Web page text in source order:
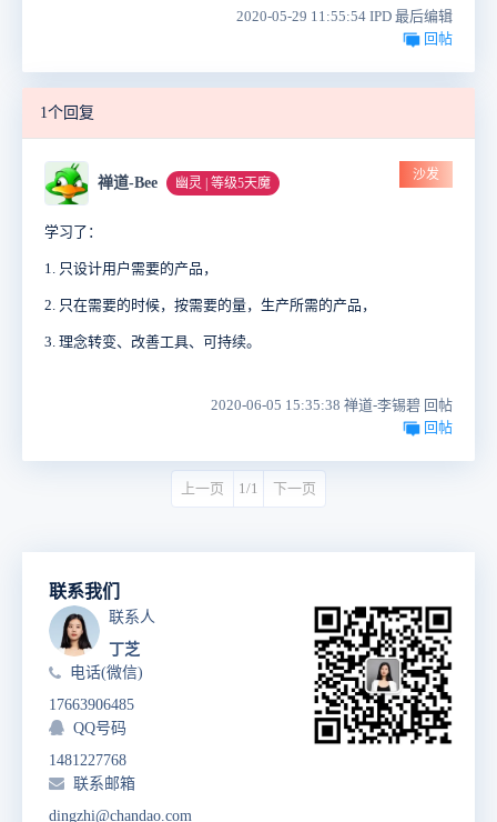
2020-05-29 11:55:54 IPD 最后编辑
回帖
1个回复
禅道-Bee 幽灵 | 等级5天魔
沙发
学习了：
1. 只设计用户需要的产品，
2. 只在需要的时候，按需要的量，生产所需的产品，
3. 理念转变、 改善工具、可持续。
2020-06-05 15:35:38 禅道-李锡碧 回帖
回帖
上一页 1/1 下一页
联系我们
联系人
丁芝
电话(微信)
17663906485
QQ号码
1481227768
联系邮箱
dingzhi@chandao.com